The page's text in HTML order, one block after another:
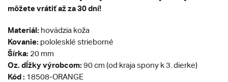
môžete vrátiť až za 30 dní!
Materiál: hovädzia koža
Kovanie: pololesklé strieborné
Šírka: 20 mm
Oz. dĺžky výrobcom: 90 cm (od kraja spony k 3. dierke)
Kód : 18508-ORANGE